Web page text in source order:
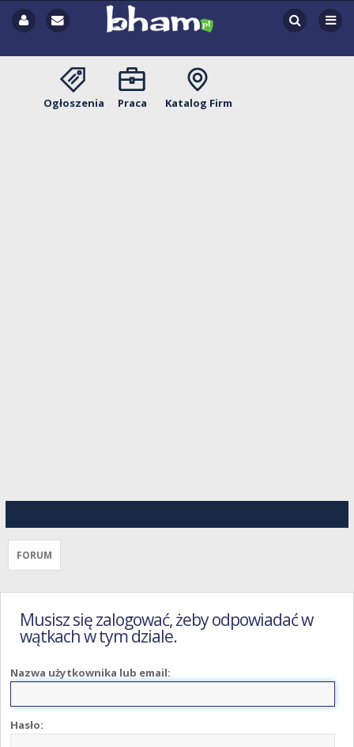
Ogłoszenia Praca Katalog Firm
FORUM
Musisz się zalogować, żeby odpowiadać w
wątkach w tym dziale.
Nazwa użytkownika lub email:
Hasło: